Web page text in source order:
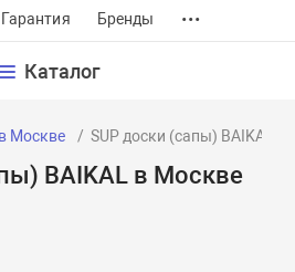
Гарантия Бренды ...
Каталог
Москве SUP доски (сапы) BAIKAL в
BAIKAL в Москве